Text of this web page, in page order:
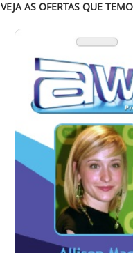
VEJA AS OFERTAS QUE